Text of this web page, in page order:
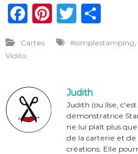
F
c
b
o
o
Pi
n
te
st
T
it
r
P
ta
Cartes #simplestamping,
Vidéo
Judith
Judith (ou Ilse,
démonstratrice
ne lui plaît plus
de la carterie et de
créations. Elle